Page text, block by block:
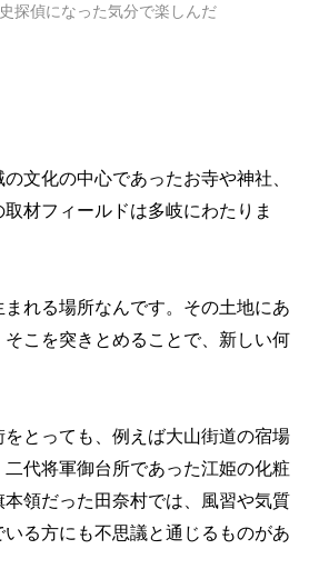
探偵になった気分で楽しんだ
文化の中心であったお寺や神社、
材フィールドは多岐にわたりま
まれる場所なんです。その土地にあ
こを突きとめることで、新しい何
とっても、例えば大山街道の宿場
代将軍御台所であった江姫の化粧
領だった田奈村では、風習や気質
いる方にも不思議と通じるものがあ